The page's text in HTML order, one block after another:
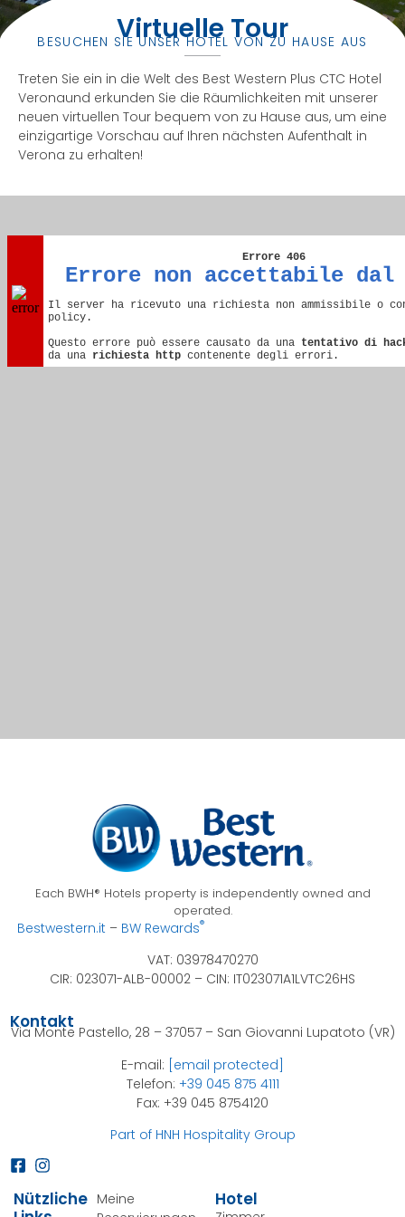
Virtuelle Tour
BESUCHEN SIE UNSER HOTEL VON ZU HAUSE AUS
Treten Sie ein in die Welt des Best Western Plus CTC Hotel
Veronaund erkunden Sie die Räumlichkeiten mit unserer
neuen virtuellen Tour bequem von zu Hause aus, um eine
einzigartige Vorschau auf Ihren nächsten Aufenthalt in
Verona zu erhalten!
Each BWH® Hotels property is independently owned and
operated.
Bestwestern.it – BW Rewards®
VAT: 03978470270
CIR: 023071-ALB-00002 – CIN: IT023071A1LVTC26HS
Nützliche Meine
Hotel
Kontakt
Via Monte Pastello, 28 – 37057 – San Giovanni Lupatoto (VR)
E-mail: [email protected]
Telefon: +39 045 875 4111
Fax: +39 045 8754120
Part of HNH Hospitality Group